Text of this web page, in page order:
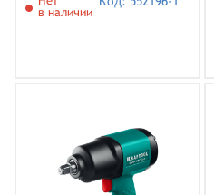
в наличии